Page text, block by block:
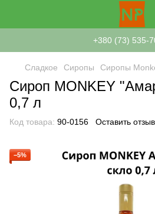
+380 (73) 535-
Сладкое Сиропы Сиропы
Сироп MONKEY
0,7 л
Код товара: 90-0156 Оставить отзыв
−5%